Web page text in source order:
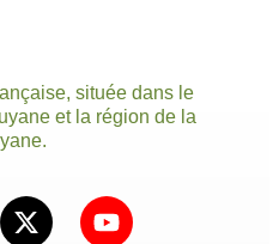
située dans le
et la région de la